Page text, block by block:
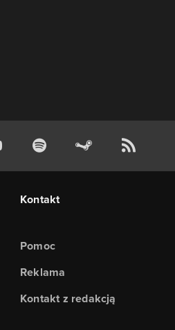
Kontakt
Pomoc
Reklama
Kontakt z redakcją